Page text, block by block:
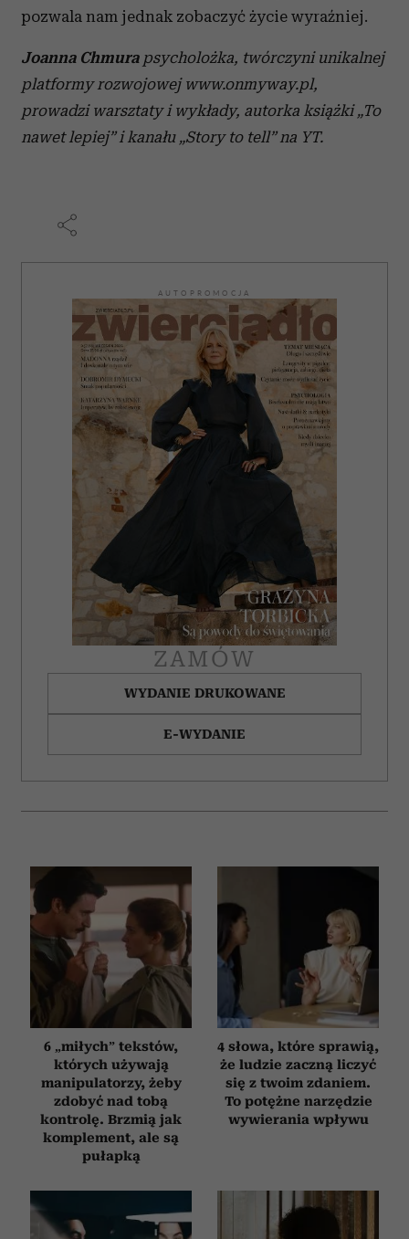
pozwala nam jednak zobaczyć życie wyraźniej.
Joanna Chmurapsycholożka, twórczyni unikalnej
platformy rozwojowej www.onmyway.pl,
prowadzi warsztaty i wykłady, autorka książki „To
nawet lepiej” i kanału „Story to tell” na YT.
AUTOPROMOCJA
ZAMÓW
WYDANIE DRUKOWANE
E-WYDANIE
6 „miłych” tekstów,
których używają
manipulatorzy, żeby
zdobyć nad tobą
kontrolę. Brzmią jak
komplement, ale są
pułapką
4 słowa, które sprawią,
że ludzie zaczną liczyć
się z twoim zdaniem.
To potężne narzędzie
wywierania wpływu